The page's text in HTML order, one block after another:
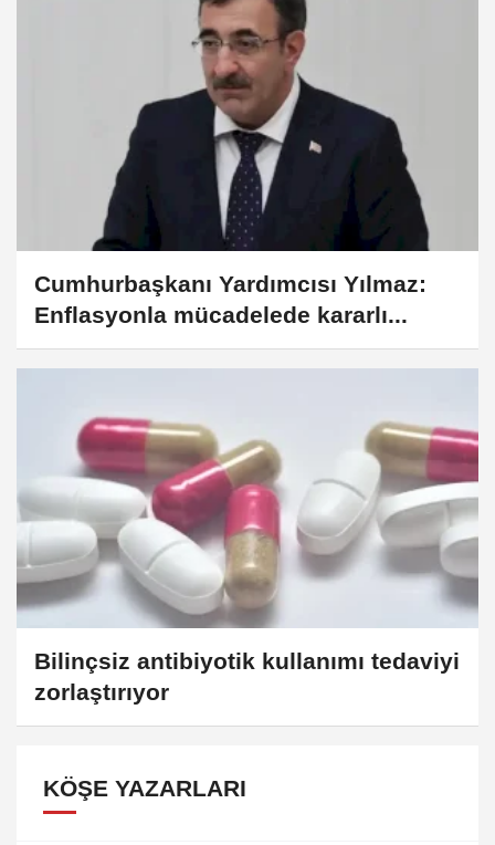
Cumhurbaşkanı Yardımcısı Yılmaz:
Enflasyonla mücadelede kararlı...
Bilinçsiz antibiyotik kullanımı tedaviyi
zorlaştırıyor
KÖŞE YAZARLARI